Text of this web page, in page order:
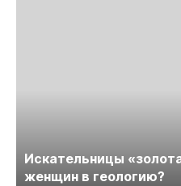
Искательницы
женщин в геологию?